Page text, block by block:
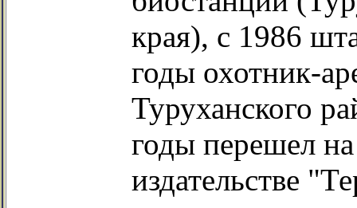
края), с 1986
годы охотник-
Туруханского
годы перешел
издательстве